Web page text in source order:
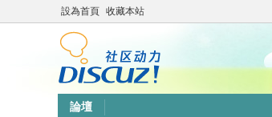
設為首頁 收藏本站
論壇